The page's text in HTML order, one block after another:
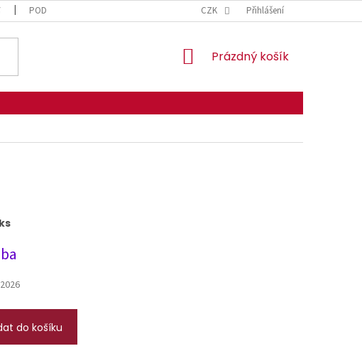
PODMÍNKY OCHRANY OSOBNÍCH ÚDAJŮ CZK Přihlášení
NÁKUPNÍ
Prázdný košík
do košíku